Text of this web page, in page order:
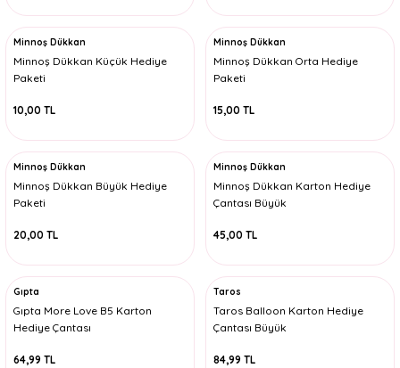
Minnoş Dükkan
Minnoş Dükkan Küçük Hediye
Paketi
10,00 TL
Minnoş Dükkan
Minnoş Dükkan Orta Hediye
Paketi
15,00 TL
Minnoş Dükkan
Minnoş Dükkan Büyük Hediye
Paketi
20,00 TL
Minnoş Dükkan
Minnoş Dükkan Karton Hediye
Çantası Büyük
45,00 TL
Gıpta
Gıpta More Love B5 Karton
Hediye Çantası
64,99 TL
Taros
Taros Balloon Karton Hediye
Çantası Büyük
84,99 TL